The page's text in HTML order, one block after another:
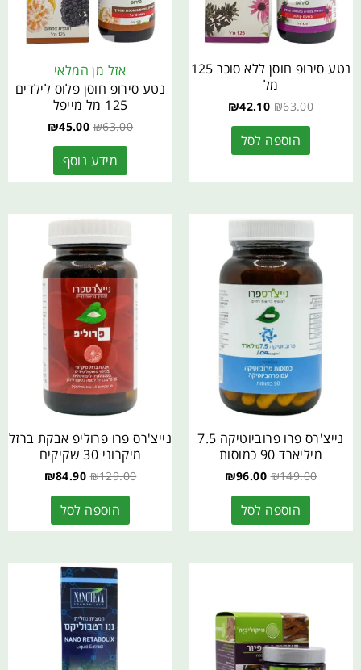
נטע סירופ חוסן ללא סוכר 125
מל
₪63.00
₪42.10
הוספה לסל
אזל מן המלאי
נטע סירופ חוסן פלוס לילדים
125 מל מייפל
₪63.00
₪45.00
מידע נוסף
נייצ'רס פרו פרוביוטיקה 7.5
מיליארד 90 כמוסות
₪149.00
₪96.00
הוספה לסל
נייצ'רס פרו פרוליפ אבקת ברזל
מיקרוני 30 שקיקים
₪129.00
₪84.90
הוספה לסל